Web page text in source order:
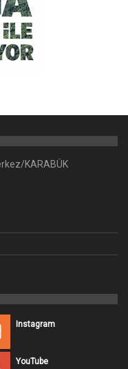
KARABÜK
Instagram
YouTube